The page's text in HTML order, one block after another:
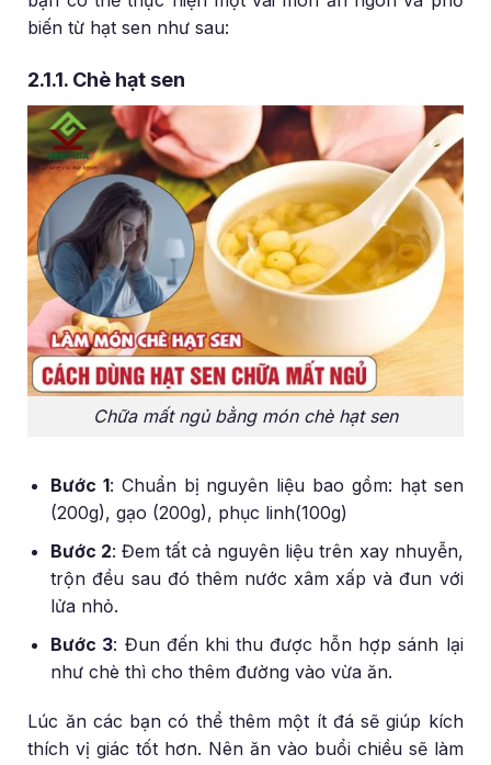
biến từ hạt sen như sau:
2.1.1. Chè hạt sen
Chữa mất ngủ bằng món chè hạt sen
Bước 1: Chuẩn bị nguyên liệu bao gồm: hạt sen
(200g), gạo (200g), phục linh(100g)
Bước 2: Đem tất cả nguyên liệu trên xay nhuyễn,
trộn đều sau đó thêm nước xâm xấp và đun với
lửa nhỏ.
Bước 3: Đun đến khi thu được hỗn hợp sánh lại
như chè thì cho thêm đường vào vừa ăn.
Lúc ăn các bạn có thể thêm một ít đá sẽ giúp kích
thích vị giác tốt hơn. Nên ăn vào buổi chiều sẽ làm